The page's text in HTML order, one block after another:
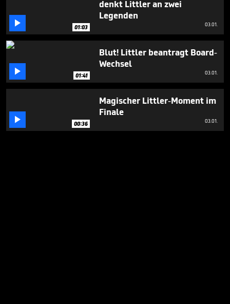
 01:03
denkt Littler an zwei
Legenden
03.01.
 01:41
Blut! Littler beantragt Board-
Wechsel
03.01.
 00:36
Magischer Littler-Moment im
Finale
03.01.